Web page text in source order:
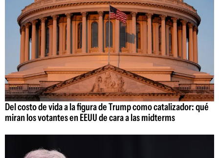
Del costo de vida a la figura de Trump como catalizador: qué
miran los votantes en EEUU de cara a las midterms